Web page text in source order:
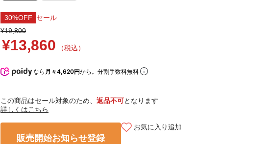
30%OFF
セール
¥19,800
¥13,860 （税込）
なら 月々4,620円から。分割手数料無料
この商品はセール対象のため、 返品不可となります
詳しくはこちら
販売開始お知らせ登録
お気に入り追加